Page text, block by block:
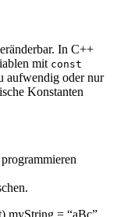
In C++
mit const
aufwendig oder nur
Konstanten
myString = “aBc”